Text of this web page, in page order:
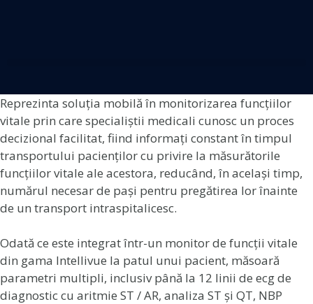
Reprezinta soluția mobilă în monitorizarea funcțiilor
vitale prin care specialiștii medicali cunosc un proces
decizional facilitat, fiind informați constant în timpul
transportului pacienților cu privire la măsurătorile
funcțiilor vitale ale acestora, reducând, în același timp,
numărul necesar de pași pentru pregătirea lor înainte
de un transport intraspitalicesc.
Odată ce este integrat într-un monitor de funcții vitale
din gama Intellivue la patul unui pacient, măsoară
parametri multipli, inclusiv până la 12 linii de ecg de
diagnostic cu aritmie ST / AR, analiza ST și QT, NBP